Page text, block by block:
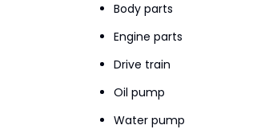
Body parts
Engine parts
Drive train
Oil pump
Water pump